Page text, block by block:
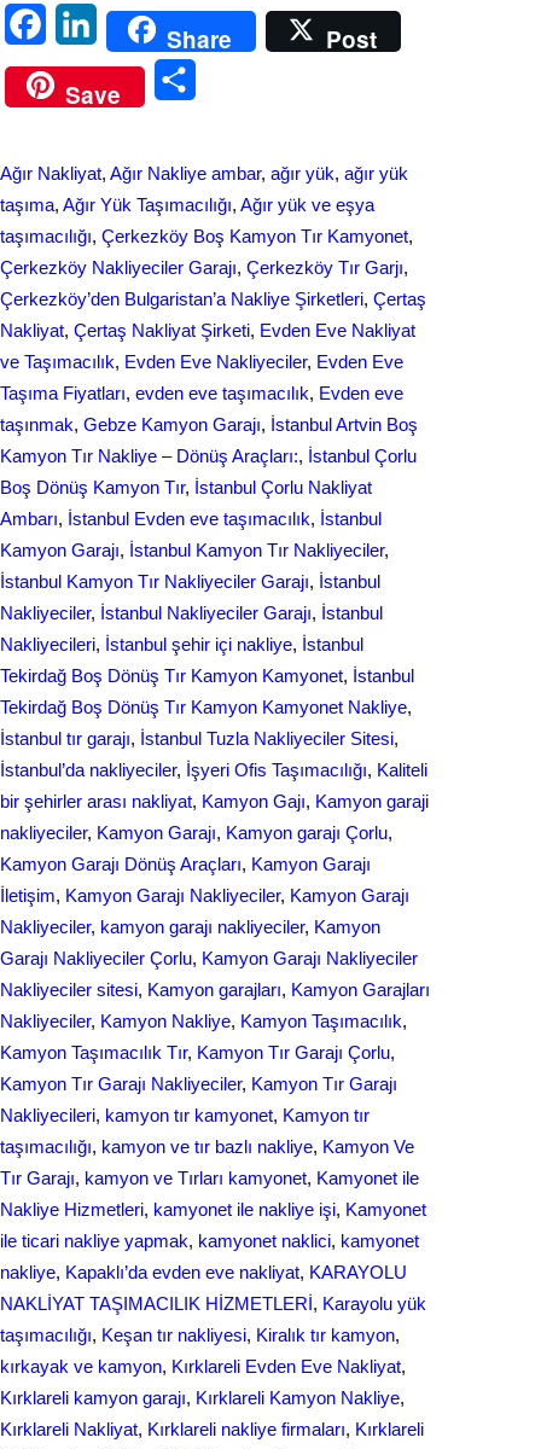
a
c
o
o
k
i
n
e
d
I
n
Share
Post
Save
r
e
Ağır Nakliyat, Ağır Nakliye ambar, ağır yük, ağır yük
taşıma, Ağır Yük Taşımacılığı, Ağır yük ve eşya
taşımacılığı, Çerkezköy Boş Kamyon Tır Kamyonet
Çerkezköy Nakliyeciler Garajı, Çerkezköy Tır Garjı
Çerkezköy’den Bulgaristan’a Nakliye Şirketleri, Çertaş
Nakliyat, Çertaş Nakliyat Şirketi, Evden Eve Nakliyat
ve Taşımacılık, Evden Eve Nakliyeciler, Evden Eve
Taşıma Fiyatları, evden eve taşımacılık, Evden еvе
taşınmak, Gebze Kamyon Garajı, İstanbul Artvin Boş
Kamyon Tır Nakliye – Dönüş Araçları:, İstanbul Çorlu
Boş Dönüş Kamyon Tır, İstanbul Çorlu Nakliyat
Ambarı, İstanbul Evden eve taşımacılık, İstanbul
Kamyon Garajı, İstanbul Kamyon Tır Nakliyeciler
İstanbul Kamyon Tır Nakliyeciler Garajı, İstanbul
Nakliyeciler, İstanbul Nakliyeciler Garajı, İstanbul
Nakliyecileri, İstanbul şehir içi nakliye, İstanbul
Tekirdağ Boş Dönüş Tır Kamyon Kamyonet, İstanbul
Tekirdağ Boş Dönüş Tır Kamyon Kamyonet Nakliye
İstanbul tır garajı, İstanbul Tuzla Nakliyeciler Sitesi
İstanbul’da nakliyeciler, İşyeri Ofis Taşımacılığı, Kaliteli
bir şehirler arası nakliyat, Kamyon Gajı, Kamyon garaji
nakliyeciler, Kamyon Garajı, Kamyon garajı Çorlu
Kamyon Garajı Dönüş Araçları, Kamyon Garajı
İletişim, Kamyon Garajı Nakliyeciler, Kamyon Garajı
Nakliyeciler, kamyon garajı nakliyeciler, Kamyon
Garajı Nakliyeciler Çorlu, Kamyon Garajı Nakliyeciler
Nakliyeciler sitesi, Kamyon garajları, Kamyon Garajları
Nakliyeciler, Kamyon Nakliye, Kamyon Taşımacılık
Kamyon Taşımacılık Tır, Kamyon Tır Garajı Çorlu
Kamyon Tır Garajı Nakliyeciler, Kamyon Tır Garajı
Nakliyecileri, kamyon tır kamyonet, Kamyon tır
taşımacılığı, kamyon ve tır bazlı nakliye, Kamyon Ve
Tır Garajı, kamyon ve Tırları kamyonet, Kamyonet ile
Nakliye Hizmetleri, kamyonet ile nakliye işi, Kamyonet
ile ticari nakliye yapmak, kamyonet naklici, kamyonet
nakliye, Kapaklı’da evden eve nakliyat, KARAYOLU
NAKLİYAT TAŞIMACILIK HİZMETLERİ, Karayolu yük
taşımacılığı, Keşan tır nakliyesi, Kiralık tır kamyon
kırkayak ve kamyon, Kırklareli Evden Eve Nakliyat
Kırklareli kamyon garajı, Kırklareli Kamyon Nakliye
Kırklareli Nakliyat, Kırklareli nakliye firmaları, Kırklareli